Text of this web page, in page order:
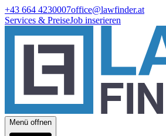
+43 664 4230007office@lawfinder.at
Services & PreiseJob inserieren
Menü offnen